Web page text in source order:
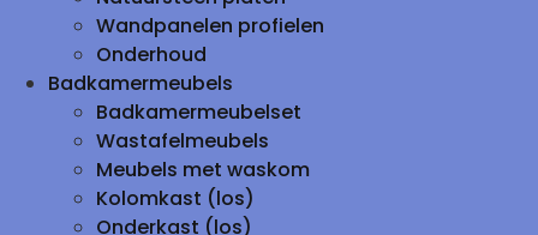
Wandpanelen profielen
Onderhoud
Badkamermeubels
Badkamermeubelset
Wastafelmeubels
Meubels met waskom
Kolomkast (los)
Onderkast (los)